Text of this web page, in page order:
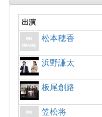
出演
松本穂香
浜野謙太
板尾創路
笠松将